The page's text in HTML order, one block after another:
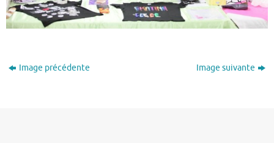
Image précédente Image suivante